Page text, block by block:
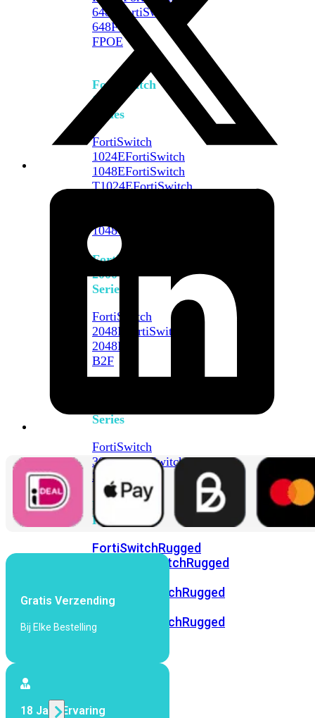
648F
FortiSwitch
648F-
FPOE
FortiSwitch
1000
Series
FortiSwitch
1024EFortiSwitch
1048EFortiSwitch
T1024EFortiSwitch
1048G
FortiSwitch
2000
Series
FortiSwitch
2048F
FortiSwitch
2048F-
B2F
Series
FortiSwitch
3032EFortiSwitch
3032G
FortiSwitch
Ruggedized
FortiSwitchRugged
FortiSwitchRugged
FortiSwitchRugged
216F-
POE
FortiSwitchRugged
424F-
Gratis Verzending
Bij Elke Bestelling
18 Jaar Ervaring